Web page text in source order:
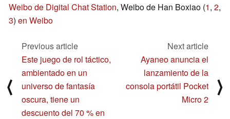
Weibo de Digital Chat Station, Weibo de Han Boxiao (1, 2,
3) en Weibo
⟨
Previous article
Este juego de rol táctico,
ambientado en un
universo de fantasía
oscura, tiene un
descuento del 70 % en
Next article
Ayaneo anuncia el
lanzamiento de la
consola portátil Pocket
Micro 2
⟩